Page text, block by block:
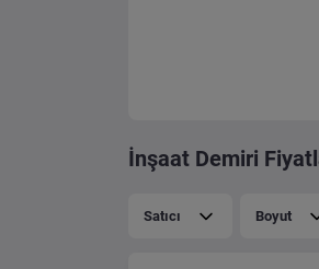
İnşaat Demiri
Satıcı Boyut